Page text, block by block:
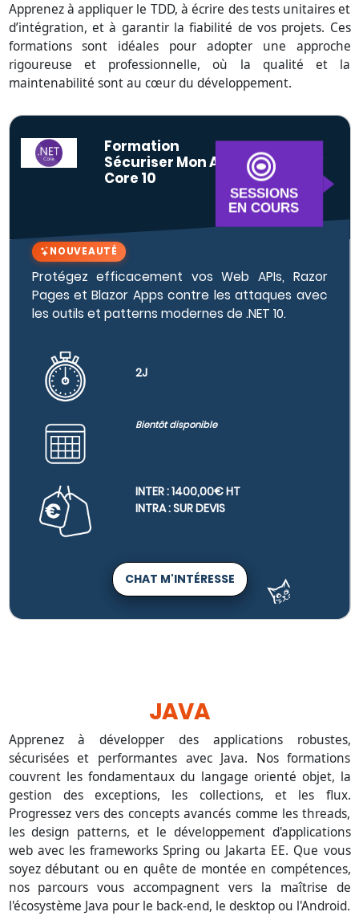
SESSIONS
EN COURS
Apprenez à appliquer le TDD, à écrire des tests unitaires et
d’intégration, et à garantir la fiabilité de vos projets. Ces
formations sont idéales pour adopter une approche
rigoureuse et professionnelle, où la qualité et la
maintenabilité sont au cœur du développement.
Formation
Sécuriser Mon Application .NET
Core 10
NOUVEAUTÉ
Protégez efficacement vos Web APIs, Razor
Pages et Blazor Apps contre les attaques avec
les outils et patterns modernes de .NET 10.
2J
Bientôt disponible
INTER : 1400,00€ HT
INTRA : SUR DEVIS
CHAT M'INTÉRESSE
JAVA
Apprenez à développer des applications robustes,
sécurisées et performantes avec Java. Nos formations
couvrent les fondamentaux du langage orienté objet, la
gestion des exceptions, les collections, et les flux.
Progressez vers des concepts avancés comme les threads,
les design patterns, et le développement d'applications
web avec les frameworks Spring ou Jakarta EE. Que vous
soyez débutant ou en quête de montée en compétences,
nos parcours vous accompagnent vers la maîtrise de
l'écosystème Java pour le back-end, le desktop ou l'Android.